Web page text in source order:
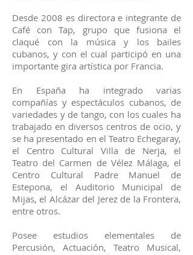
Desde 2008 es directora e integrante de
Café con Tap, grupo que fusiona el
claqué con la música y los bailes
cubanos, y con el cual participó en una
importante gira artística por Francia.
En España ha integrado varias
compañías y espectáculos cubanos, de
variedades y de tango, con los cuales ha
trabajado en diversos centros de ocio, y
se ha presentado en el Teatro Echegaray,
el Centro Cultural Villa de Nerja, el
Teatro del Carmen de Vélez Málaga, el
Centro Cultural Padre Manuel de
Estepona, el Auditorio Municipal de
Mijas, el Alcázar del Jerez de la Frontera,
entre otros.
Posee estudios elementales de
Percusión, Actuación, Teatro Musical,